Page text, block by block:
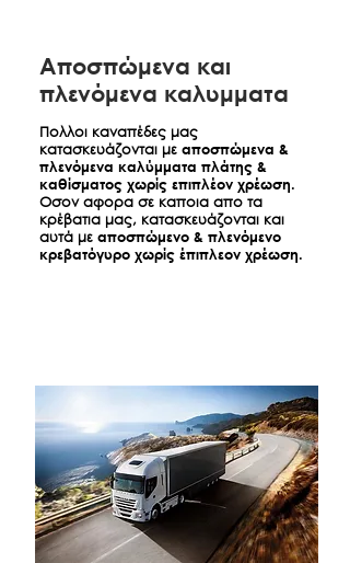
Πολλοι καναπέδες μας
κατασκευάζονται με αποσπώμενα &
πλενόμενα καλύμματα πλάτης &
καθίσματος χωρίς επιπλέον χρέωση.
Οσον αφορα σε καποια απο τα
κρέβατια μας, κατασκευάζονται και
αυτά με αποσπώμενο & πλενόμενο
κρεβατόγυρο χωρίς έπιπλεον χρέωση.
Aποσπώμενα και
πλενόμενα καλυμματα